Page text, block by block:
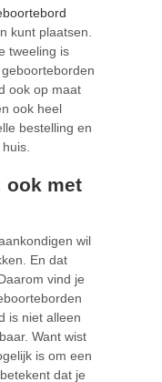
kunt plaatsen.
tweeling is
ook op maat
ook heel
bestelling en
ook met
wil
En dat
vind je
is niet alleen
Want wist
is om een
dat je